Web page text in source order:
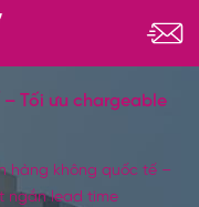
Tối ưu chargeable
hàng không quốc tế –
ngắn lead time